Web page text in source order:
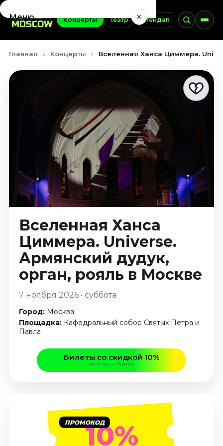
Концерты Театр Стендап Выставки
Меню ×
Сентябрь 2026
Август 2026
Сентябрь 2026
Октябрь 2026
Ноябрь 2026
Январь 2027
Стендап
Август 2026
Сентябрь 2026
Ноябрь 2026
Декабрь 2026
Выставки
Август 2026
Сентябрь 2026
Экскурсии
Сентябрь 2026
Главная Концерты Вселенная Ханса Циммера.
Вселенная Ханса
Циммера. Universe.
Армянский дудук,
орган, рояль в Москве
7 ноября 2026 • суббота
Город: Москва
Площадка: Кафедральный собор Святых Петра и
Павла
Билеты со скидкой 10%
на Яндекс Афише
ПРОМОКОД10%